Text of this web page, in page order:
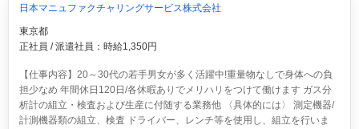
日本マニュファクチャリングサービス株式会社
東京都
正社員 / 派遣社員：時給1,350円
【仕事内容】20～30代の若手男女が多く活躍中!重量物なしで身体への負
担少なめ 年間休日120日/各休暇ありでメリハリをつけて働けます ガス分
析計の組立・検査および生産に付随する業務他 〈具体的には〉 測定機器/
計測機器類の組立、検査 ドライバー、レンチ等を使用し、組立を行いま